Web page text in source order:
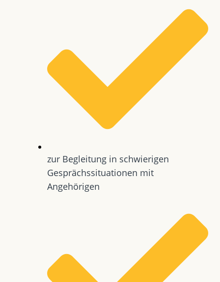
zur Begleitung in schwierigen
Gesprächssituationen mit
Angehörigen